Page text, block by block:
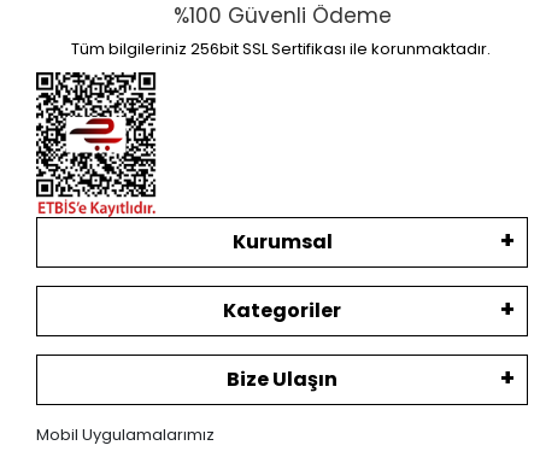
%100 Güvenli Ödeme
Tüm bilgileriniz 256bit SSL Sertifikası ile korunmaktadır.
Kurumsal
Kategoriler
Bize Ulaşın
Mobil Uygulamalarımız